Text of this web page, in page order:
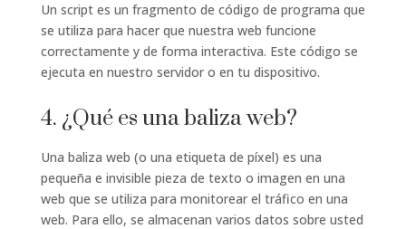
Un script es un fragmento de código de programa que
se utiliza para hacer que nuestra web funcione
correctamente y de forma interactiva. Este código se
ejecuta en nuestro servidor o en tu dispositivo.
4. ¿Qué es una baliza web?
Una baliza web (o una etiqueta de píxel) es una
pequeña e invisible pieza de texto o imagen en una
web que se utiliza para monitorear el tráfico en una
web. Para ello, se almacenan varios datos sobre usted